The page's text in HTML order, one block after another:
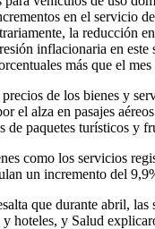
en el servicio
la reducción
inflacionaria en
más que el mes
de los bienes y
el alza en pasajes
de paquetes turísticos y
como los servicios
un incremento del
que durante abril,
y hoteles, y Salud